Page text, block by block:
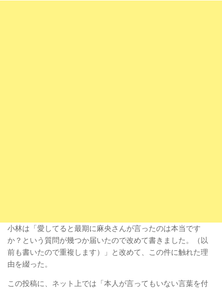
小林は「愛してると最期に麻央さんが言ったのは本当です
か？という質問が幾つか届いたので改めて書きました。（以
前も書いたので重複します）」と改めて、この件に触れた理
由を綴った。
この投稿に、ネット上では「本人が言ってもいない言葉を付